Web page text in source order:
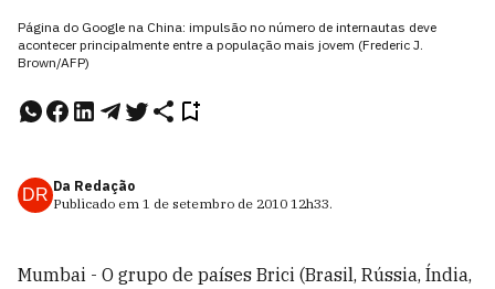
Página do Google na China: impulsão no número de internautas deve
acontecer principalmente entre a população mais jovem (Frederic J.
Brown/AFP)
DR Da Redação
Publicado em 1 de setembro de 2010 12h33.
Mumbai - O grupo de países Brici (Brasil, Rússia, Índia,